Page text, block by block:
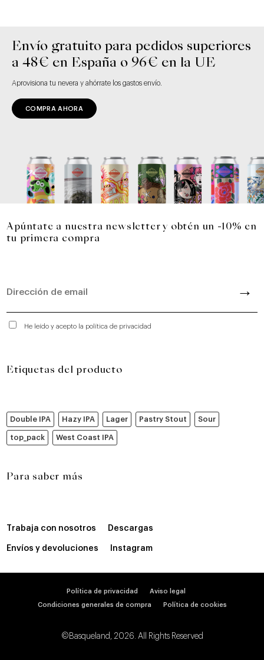
Envío gratuito para pedidos superiores
a 48€ en España o 96€ en la UE
Aprovisiona tu nevera y ahórrate los gastos envío.
COMPRA AHORA
Apúntate a nuestra newsletter y obtén un -10% en
tu primera compra
He leído y acepto la política de privacidad
Etiquetas del producto
Double IPA Hazy IPA Lager Pastry Stout Sour
top_pack West Coast IPA
Para saber más
Trabaja con nosotros Descargas
Envíos y devoluciones Instagram
Política de privacidad Aviso legal
Condiciones generales de compra Política de cookies
©Basqueland, 2026. All Rights Reserved